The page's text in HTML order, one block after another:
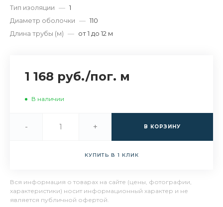
Тип изоляции — 1
Диаметр оболочки — 110
Длина трубы (м) — от 1 до 12 м
1 168 руб./пог. м
В наличии
- + В КОРЗИНУ
КУПИТЬ В 1 КЛИК
Вся информация о товарах на сайте (цены, фотографии,
характеристики) носит информационный характер и не
является публичной офертой.